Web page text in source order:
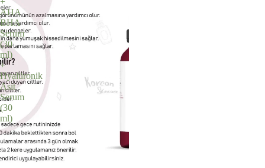
AHA
BHA
Serum
(30
ml)
+
Hyalüronik
Asit
Serum
(30
ml)